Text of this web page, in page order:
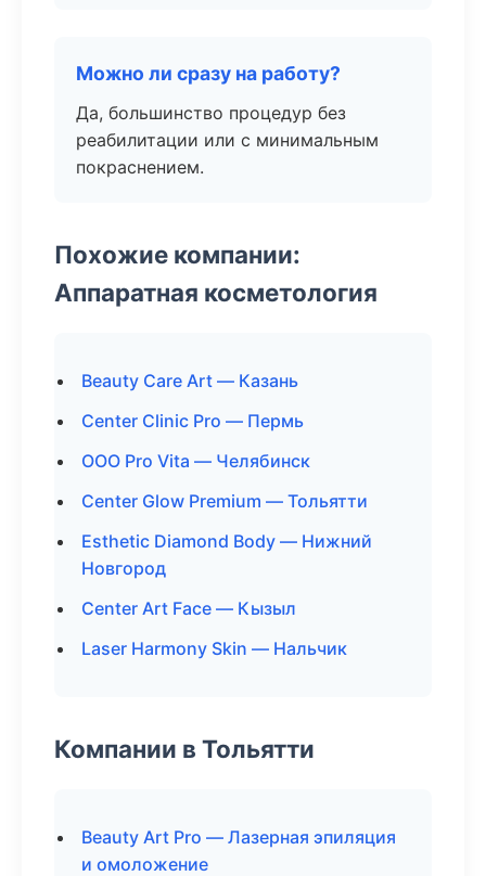
Можно ли сразу на работу?
Да, большинство процедур без
реабилитации или с минимальным
покраснением.
Похожие компании:
Аппаратная косметология
Beauty Care Art — Казань
Center Clinic Pro — Пермь
ООО Pro Vita — Челябинск
Center Glow Premium — Тольятти
Esthetic Diamond Body — Нижний
Новгород
Center Art Face — Кызыл
Laser Harmony Skin — Нальчик
Компании в Тольятти
Beauty Art Pro — Лазерная эпиляция
и омоложение